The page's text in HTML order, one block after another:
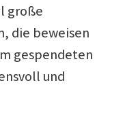
große
die beweisen
gespendeten
und